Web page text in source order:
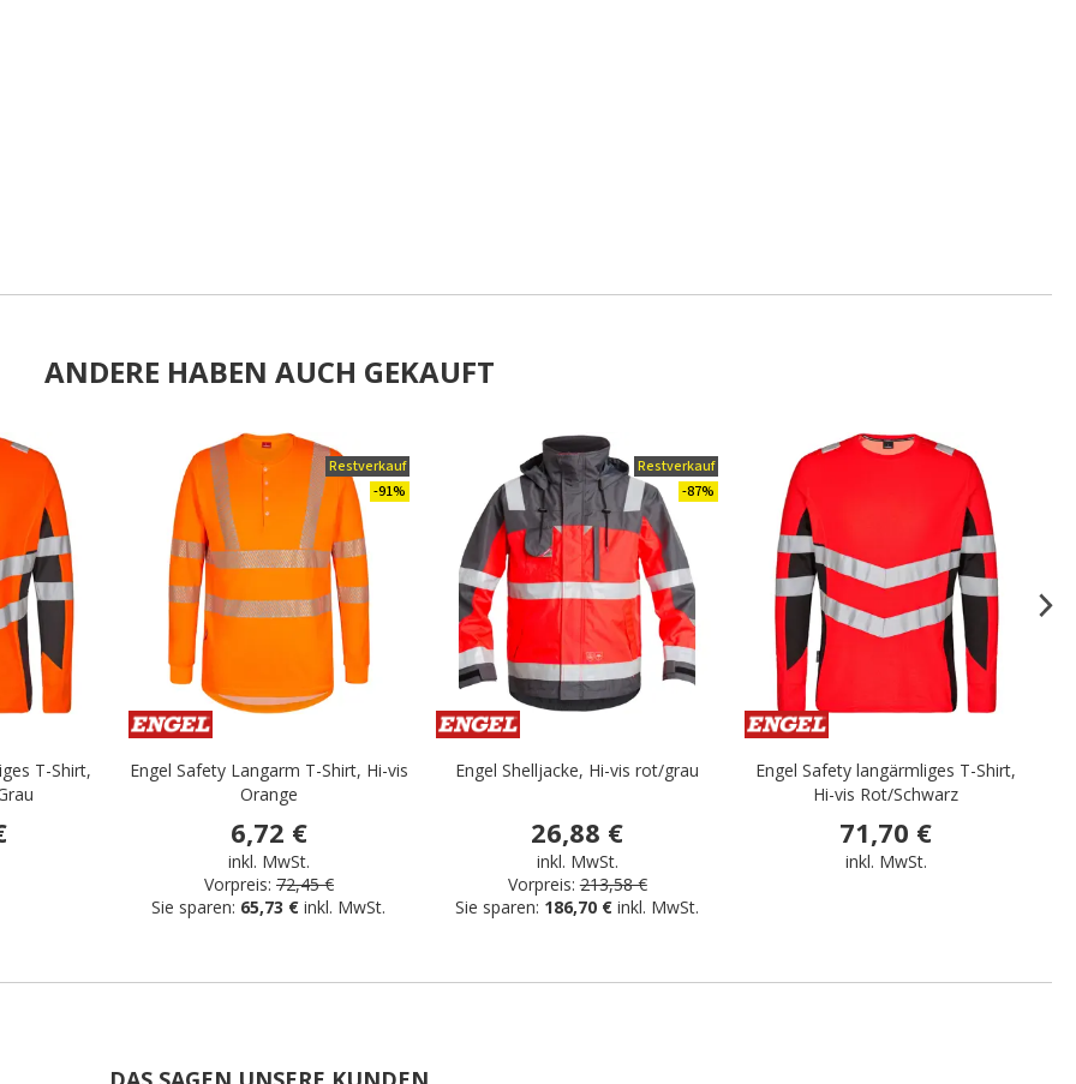
ANDERE HABEN AUCH GEKAUFT
T-Shirt,
Restverkauf
-91%
Engel Safety Langarm T-Shirt, Hi-vis
Orange
6,72 €
inkl. MwSt.
Vorpreis: 72,45 €
Sie sparen: 65,73 € inkl. MwSt.
Restverkauf
-87%
Engel Shelljacke, Hi-vis rot/grau
26,88 €
inkl. MwSt.
Vorpreis: 213,58 €
Sie sparen: 186,70 € inkl. MwSt.
Engel Safety langärmliges T-Shirt,
Hi-vis Rot/Schwarz
71,70 €
inkl. MwSt.